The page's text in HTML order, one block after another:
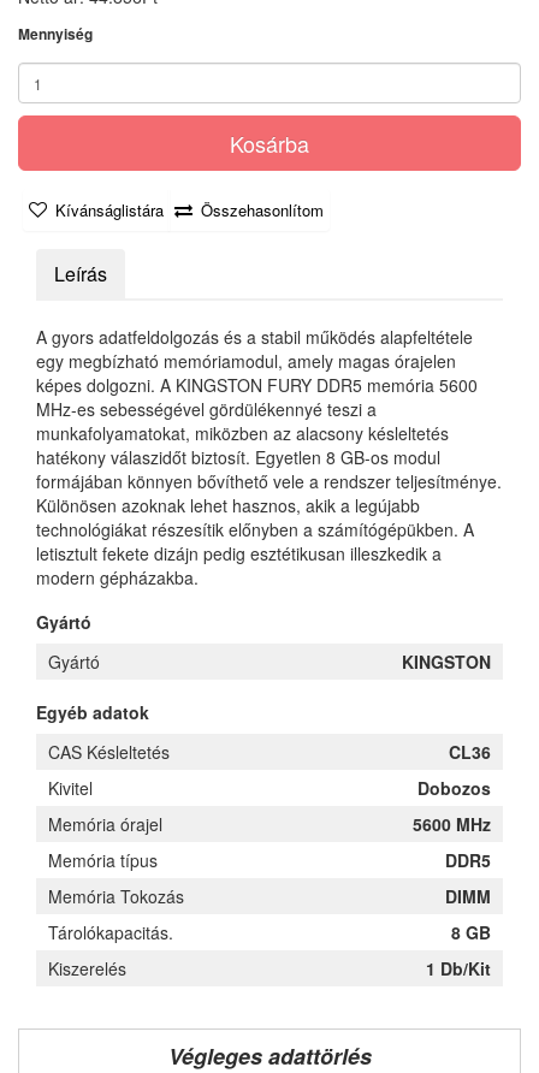
Mennyiség
Kosárba
Kívánságlistára Összehasonlítom
Leírás
A gyors adatfeldolgozás és a stabil működés alapfeltétele
egy megbízható memóriamodul, amely magas órajelen
képes dolgozni. A KINGSTON FURY DDR5 memória 5600
MHz-es sebességével gördülékennyé teszi a
munkafolyamatokat, miközben az alacsony késleltetés
hatékony válaszidőt biztosít. Egyetlen 8 GB-os modul
formájában könnyen bővíthető vele a rendszer teljesítménye.
Különösen azoknak lehet hasznos, akik a legújabb
technológiákat részesítik előnyben a számítógépükben. A
letisztult fekete dizájn pedig esztétikusan illeszkedik a
modern gépházakba.
Gyártó
Gyártó
KINGSTON
Egyéb adatok
CAS Késleltetés
CL36
Kivitel
Dobozos
Memória órajel
5600 MHz
Memória típus
DDR5
Memória Tokozás
DIMM
Tárolókapacitás.
8 GB
Kiszerelés
1 Db/Kit
Végleges adattörlés